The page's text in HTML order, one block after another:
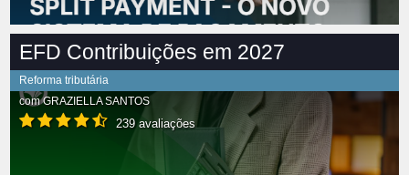
EFD Contribuições em 2027
Reforma tributária
comGRAZIELLA SANTOS
239 avaliações